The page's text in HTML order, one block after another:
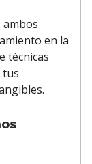
ambos
en la
técnicas
tus